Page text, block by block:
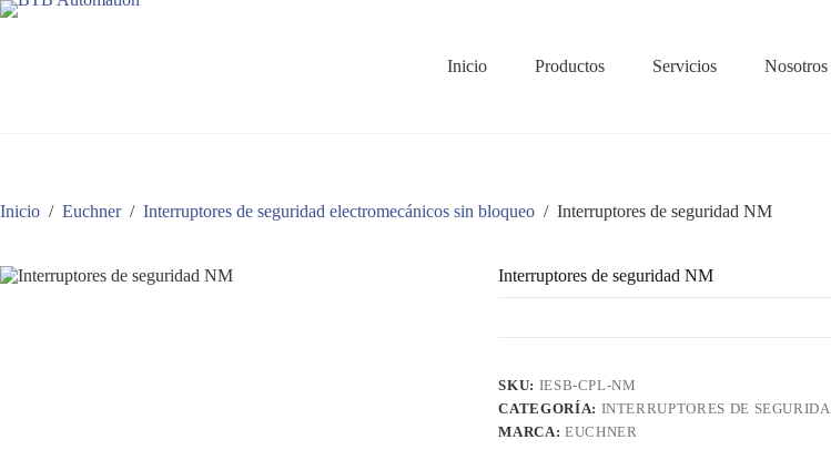
Saltar
Inicio
Productos Servicios Nosotros
Inicio / Euchner / Interruptores de seguridad electromecánicos sin bloqueo / Interruptores de seguridad NM
Interruptores de seguridad NM
SKU: IESB-CPL-NM
CATEGORÍA: INTERRUPTORES DE
MARCA: EUCHNER